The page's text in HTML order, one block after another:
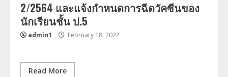
2/2564 และแจ้งกำหนดการฉีดวัคซีนของ
นักเรียนชั้น ป.5
admin1 February 18, 2022
Read More